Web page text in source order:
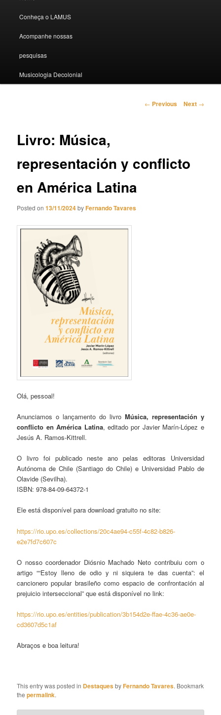
Conheça o LAMUS
Acompanhe nossas
pesquisas
Musicologia Decolonial
Post navigation
← Previous Next →
Livro: Música,
representación y conflicto
en América Latina
Posted on13/11/2024byFernando Tavares
Olá, pessoal!
Anunciamos o lançamento do livro Música, representación y
conflicto en América Latina, editado por Javier Marín-López e
Jesús A. Ramos-Kittrell.
O livro foi publicado neste ano pelas editoras Universidad
Autónoma de Chile (Santiago do Chile) e Universidad Pablo de
Olavide (Sevilha).
ISBN: 978-84-09-64372-1
Ele está disponível para download gratuito no site:
https://rio.upo.es/collections/20c4ae94-c55f-4c82-b826-
e2e7fd7c607c
O nosso coordenador Diósnio Machado Neto contribuiu com o
artigo ““Estoy lleno de odio y ni siquiera te das cuenta”: el
cancionero popular brasileño como espacio de confrontación al
prejuicio interseccional” que está disponível no link:
https://rio.upo.es/entities/publication/3b154d2e-ffae-4c36-ae0e-
cd3607d5c1af
Abraços e boa leitura!
This entry was posted in DestaquesbyFernando Tavares. Bookmark
thepermalink.